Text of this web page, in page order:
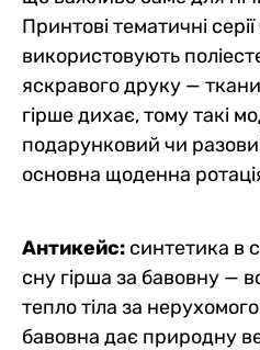
Принтові тематичні
використовують
яскравого друку —
гірше дихає, тому такі
подарунковий чи
основна щоденна
Антикейс: синтетика в
сну гірша за бавовну —
тепло тіла за
бавовна дає природну